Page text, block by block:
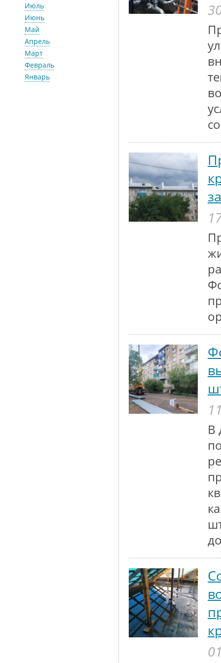
Июль
Июнь
Май
Апрель
Март
Февраль
Январь
В